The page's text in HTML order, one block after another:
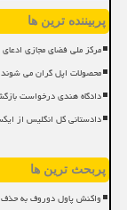
پربیننده ترین ها
مرکز ملی فضای مجازی
محصولات اپل گران می شوند
دادگاه هندی درخواست
دادستانی کل انگلیس از
پربحث ترین ها
واکنش پاول دوروف به حذف